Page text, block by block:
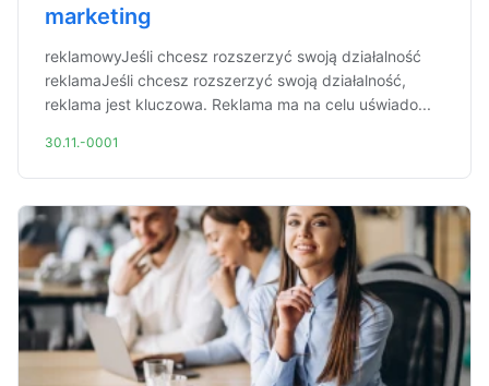
marketing
reklamowyJeśli chcesz rozszerzyć swoją działalność
reklamaJeśli chcesz rozszerzyć swoją działalność,
reklama jest kluczowa. Reklama ma na celu uświado...
30.11.-0001